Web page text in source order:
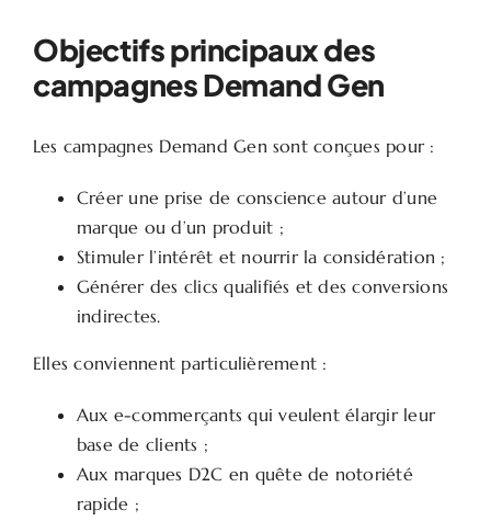
Objectifs principaux des
campagnes Demand Gen
Les campagnes Demand Gen sont conçues pour :
Créer une prise de conscience autour d’une
marque ou d’un produit ;
Stimuler l’intérêt et nourrir la considération ;
Générer des clics qualifiés et des conversions
indirectes.
Elles conviennent particulièrement :
Aux e-commerçants qui veulent élargir leur
base de clients ;
Aux marques D2C en quête de notoriété
rapide ;